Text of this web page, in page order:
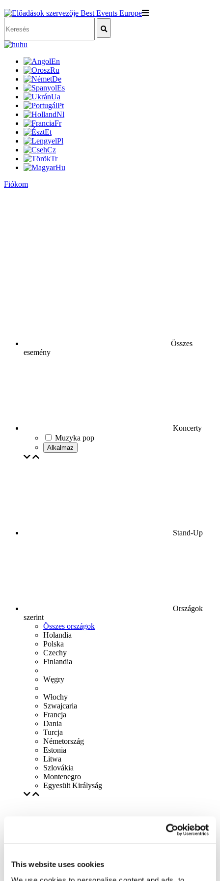
This website uses cookies
hu
En
Ru
De
Es
Ua
Pt
Nl
Fr
Et
Pl
Cz
Tr
Hu
Fiókom
Összes
esemény
Koncerty
Muzyka pop
Alkalmaz
Stand-Up
Országok
szerint
Összes országok
Holandia
Polska
Czechy
Finlandia
Węgry
Włochy
Szwajcaria
Francja
Dania
Turcja
Németország
Estonia
Litwa
Szlovákia
Montenegro
Egyesült Királyság